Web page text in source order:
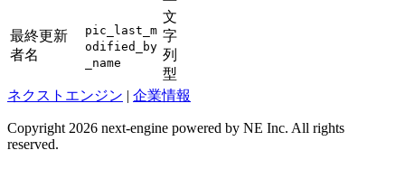
最終更新
者名
pic_last_m
odified_by
_name
文
字
列
型
ネクストエンジン | 企業情報
Copyright 2026 next-engine powered by NE Inc. All rights
reserved.